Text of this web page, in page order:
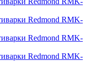
Redmond RMK-
Redmond RMK-
Redmond RMK-